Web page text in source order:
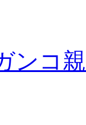
ンコ